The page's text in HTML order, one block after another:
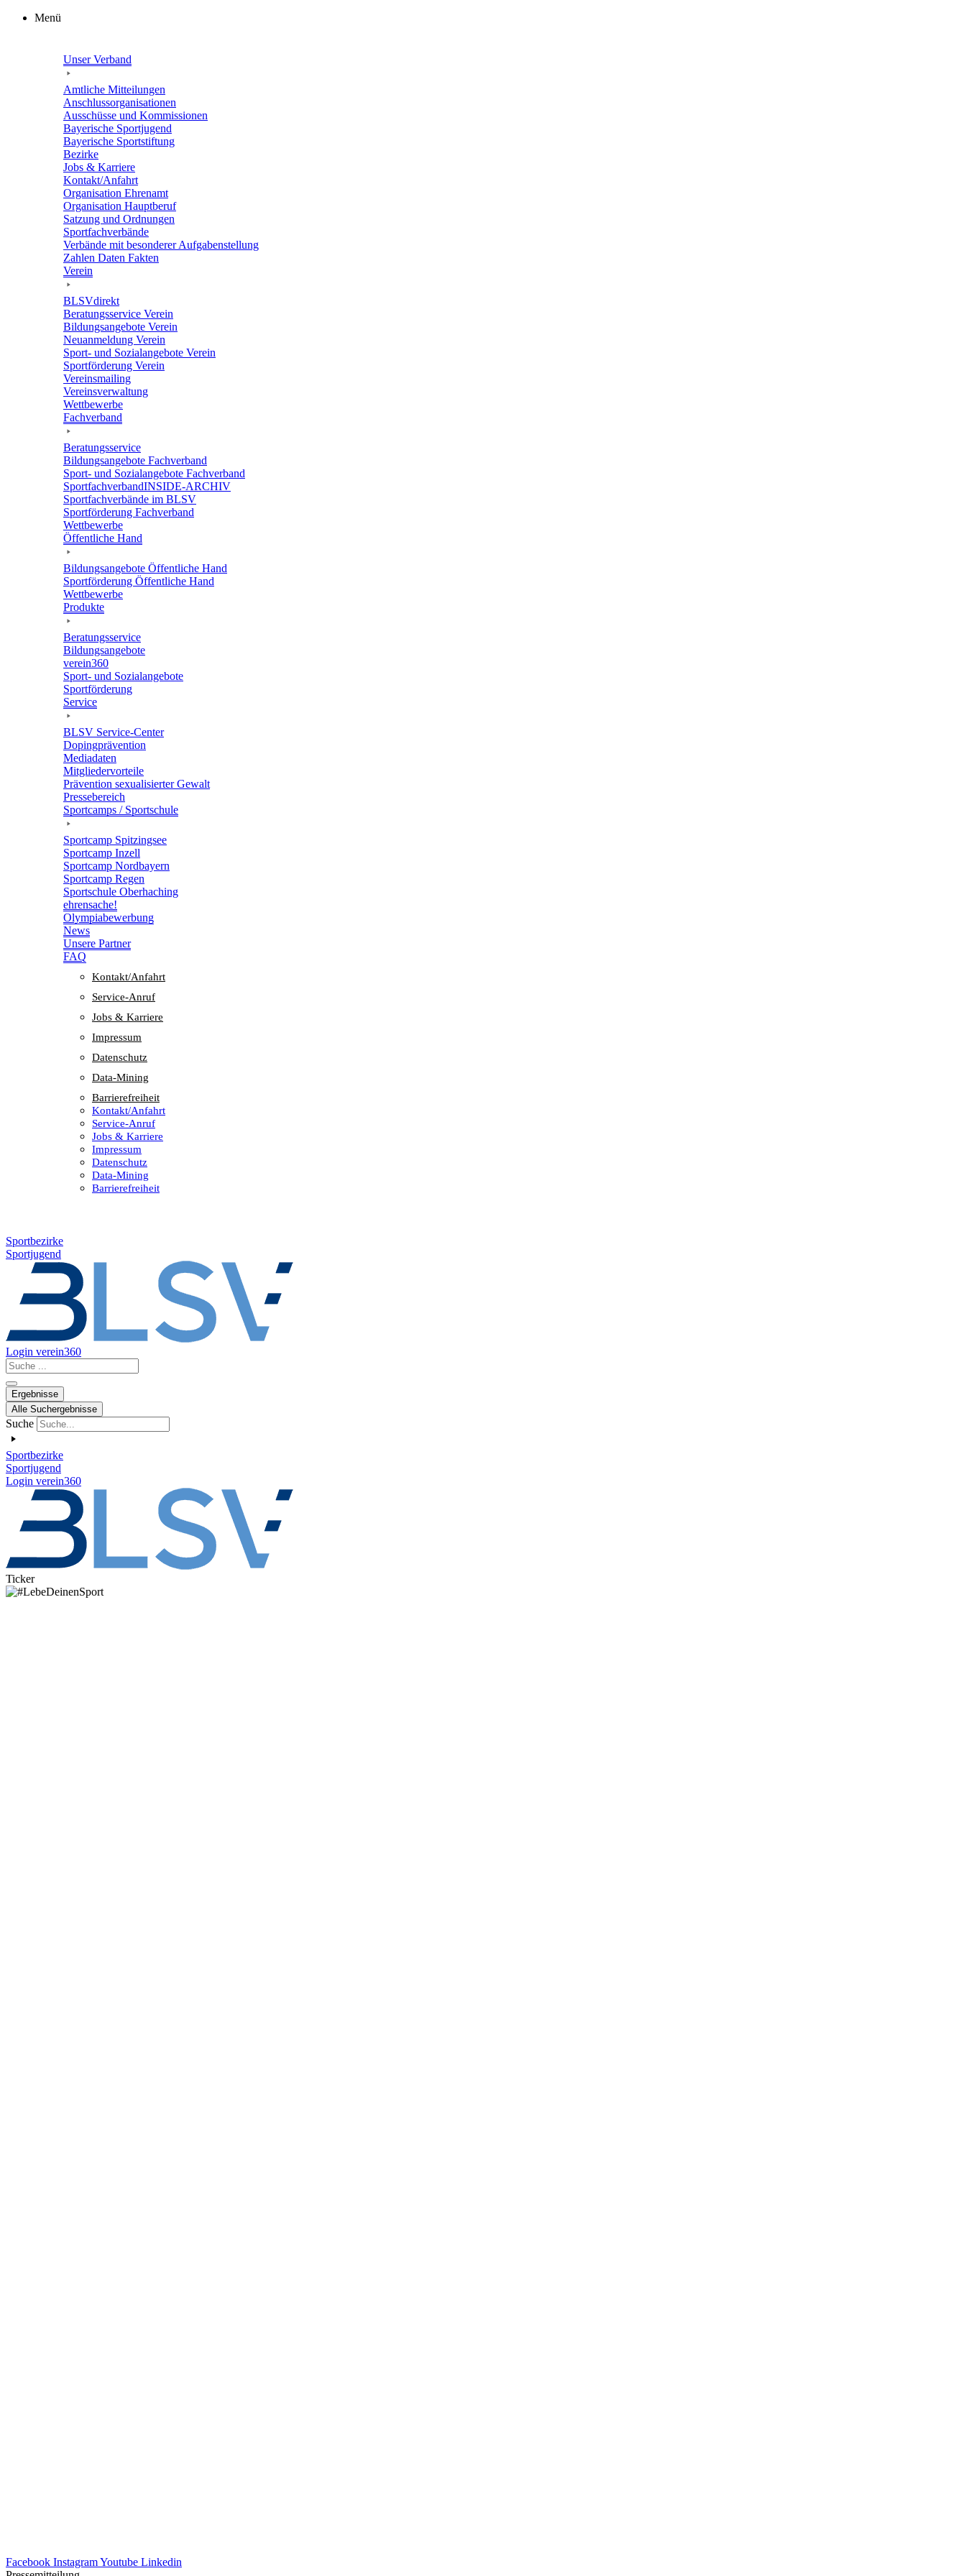
Zum
Menü
Unser Verband
Amtli­che Mitteilungen
Anschluss­or­ga­ni­sa­tio­nen
Ausschüsse und Kommissionen
Baye­ri­sche Sportjugend
Baye­ri­sche Sportstiftung
Bezirke
Jobs & Karriere
Kontakt/​​Anfahrt
Orga­ni­sa­tion Ehrenamt
Orga­ni­sa­tion Hauptberuf
Satzung und Ordnungen
Sport­fach­ver­bände
Verbände mit beson­de­rer Aufgabenstellung
Zahlen Daten Fakten
Verein
BLSVdi­rekt
Bera­tungs­ser­vice Verein
Bildungs­an­ge­bote Verein
Neuan­mel­dung Verein
Sport- und Sozi­al­an­ge­bote Verein
Sport­för­de­rung Verein
Vereins­mai­ling
Vereins­ver­wal­tung
Wett­be­werbe
Fach­ver­band
Bera­tungs­ser­vice
Bildungs­an­ge­bote Fachverband
Sport- und Sozi­al­an­ge­bote Fachverband
Sport­fach­ver­ban­d­IN­SIDE-ARCHIV
Sport­fach­ver­bände im BLSV
Sport­för­de­rung Fachverband
Wett­be­werbe
Öffent­li­che Hand
Bildungs­an­ge­bote Öffent­li­che Hand
Sport­för­de­rung Öffent­li­che Hand
Wett­be­werbe
Produkte
Bera­tungs­ser­vice
Bildungs­an­ge­bote
verein360
Sport- und Sozialangebote
Sport­för­de­rung
Service
BLSV Service-Center
Doping­prä­ven­tion
Media­da­ten
Mitglie­der­vor­teile
Präven­tion sexua­li­sier­ter Gewalt
Pres­se­be­reich
Sport­camps / Sportschule
Sport­camp Spitzingsee
Sport­camp Inzell
Sport­camp Nordbayern
Sport­camp Regen
Sport­schule Oberhaching
ehren­sa­che!
Olym­pia­be­wer­bung
News
Unsere Part­ner
FAQ
Kontakt/​​Anfahrt
Service-Anruf
Jobs & Karriere
Impres­sum
Daten­schutz
Data-Mining
Barrie­re­frei­heit
Kontakt/​​Anfahrt
Service-Anruf
Jobs & Karriere
Impres­sum
Daten­schutz
Data-Mining
Barrie­re­frei­heit
Sportbezirke
Sportjugend
Login verein360
Search
...
Ergebnisse
Alle Suchergebnisse
Suche
Sportbezirke
Sportjugend
Login verein360
Ticker
Facebook InstagramYoutube Linkedin